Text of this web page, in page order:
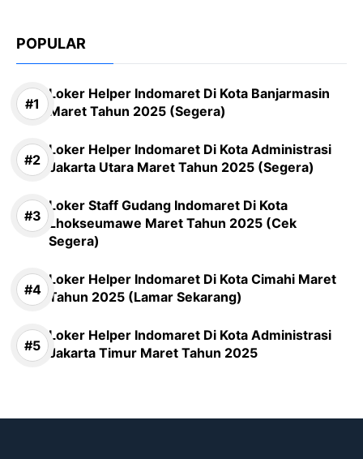
POPULAR
Loker Helper Indomaret Di Kota Banjarmasin
Maret Tahun 2025 (Segera)
Loker Helper Indomaret Di Kota Administrasi
Jakarta Utara Maret Tahun 2025 (Segera)
Loker Staff Gudang Indomaret Di Kota
Lhokseumawe Maret Tahun 2025 (Cek
Segera)
Loker Helper Indomaret Di Kota Cimahi Maret
Tahun 2025 (Lamar Sekarang)
Loker Helper Indomaret Di Kota Administrasi
Jakarta Timur Maret Tahun 2025